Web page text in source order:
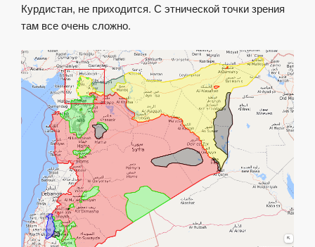
Курдистан, не приходится. С этнической точки зрения
там все очень сложно.